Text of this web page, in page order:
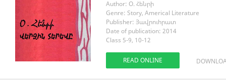
Author: Օ. Հենրի
Genre: Story, Americal Literature
Publisher: Յավրուհրատ
Date of publication: 2014
Class 5-9, 10-12
READ ONLINE